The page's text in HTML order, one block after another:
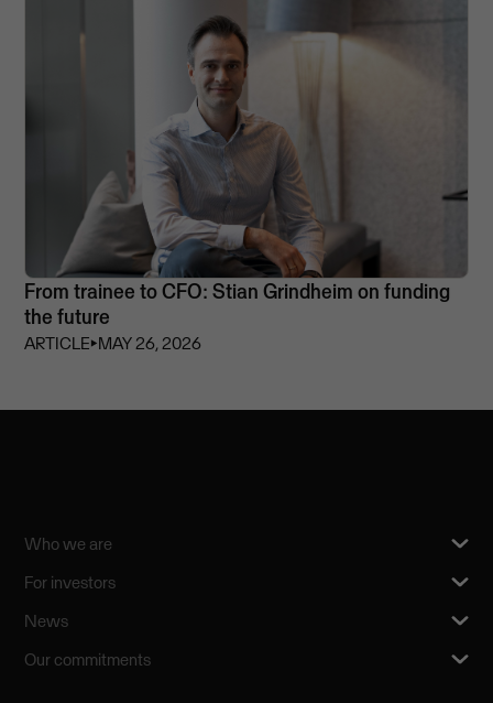
From trainee to CFO: Stian Grindheim on funding
the future
ARTICLE⏵MAY 26, 2026
Who we are
For investors
News
Our commitments